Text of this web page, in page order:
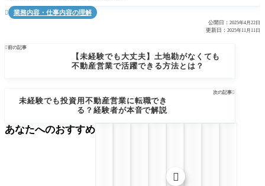
 業務内容・仕事内容の理解
公開日： 2025年4月22日
更新日： 2025年11月11日
前の記事
【未経験でも大丈夫】土地勘がなくても
不動産営業で活躍できる方法とは？
次の記事
未経験でも投資用不動産営業に転職でき
る？経験者が本音で解説
あなたへのおすすめ
